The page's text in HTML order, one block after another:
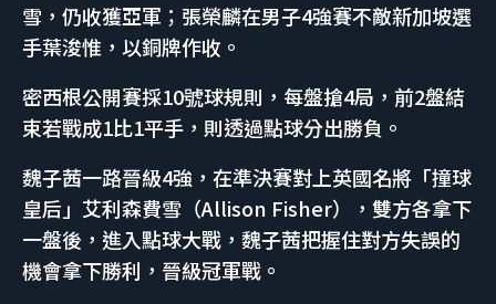
雪，仍收獲亞軍；張榮麟在男子4強賽不敵新加坡選
手葉浚惟，以銅牌作收。
密西根公開賽採10號球規則，每盤搶4局，前2盤結
束若戰成1比1平手，則透過點球分出勝負。
魏子茜一路晉級4強，在準決賽對上英國名將「撞球
皇后」艾利森費雪（Allison Fisher），雙方各拿下
一盤後，進入點球大戰，魏子茜把握住對方失誤的
機會拿下勝利，晉級冠軍戰。